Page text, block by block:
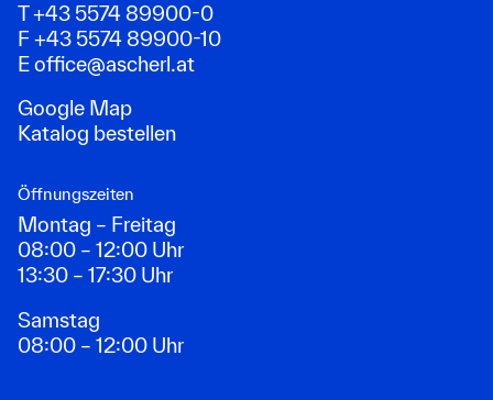
T +43 5574 89900-0
F +43 5574 89900-10
Eoffice@ascherl.at
Google Map
Katalog bestellen
Öffnungszeiten
Montag – Freitag
08:00 – 12:00 Uhr
13:30 – 17:30 Uhr
Samstag
08:00 – 12:00 Uhr